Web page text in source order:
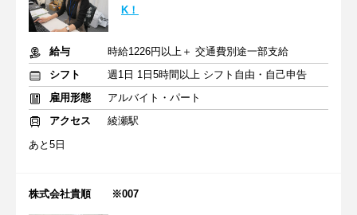
K！
給与
時給1226円以上＋ 交通費別途一部支給
シフト
週1日 1日5時間以上 シフト自由・自己申告
雇用形態
アルバイト・パート
アクセス
綾瀬駅
あと5日
株式会社貴順 ※007